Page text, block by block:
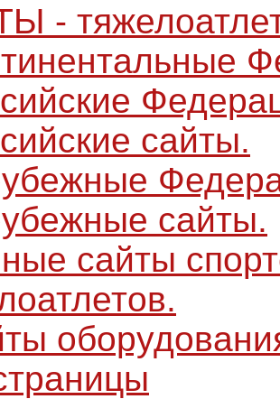
-
сайты.
сайты.
сайты